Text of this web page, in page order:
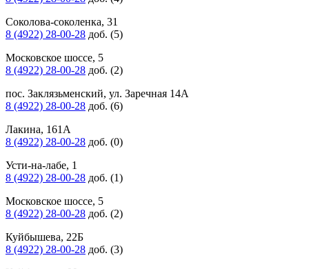
Соколова-соколенка, 31
8 (4922) 28-00-28 доб. (5)
Московское шоссе, 5
8 (4922) 28-00-28 доб. (2)
пос. Заклязьменский, ул. Заречная 14А
8 (4922) 28-00-28 доб. (6)
Лакина, 161А
8 (4922) 28-00-28 доб. (0)
Усти-на-лабе, 1
8 (4922) 28-00-28 доб. (1)
Московское шоссе, 5
8 (4922) 28-00-28 доб. (2)
Куйбышева, 22Б
8 (4922) 28-00-28 доб. (3)